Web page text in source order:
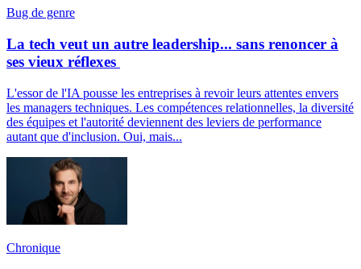
Bug de genre
La tech veut un autre leadership... sans renoncer à
ses vieux réflexes
L'essor de l'IA pousse les entreprises à revoir leurs attentes envers
les managers techniques. Les compétences relationnelles, la diversité
des équipes et l'autorité deviennent des leviers de performance
autant que d'inclusion. Oui, mais...
Chronique